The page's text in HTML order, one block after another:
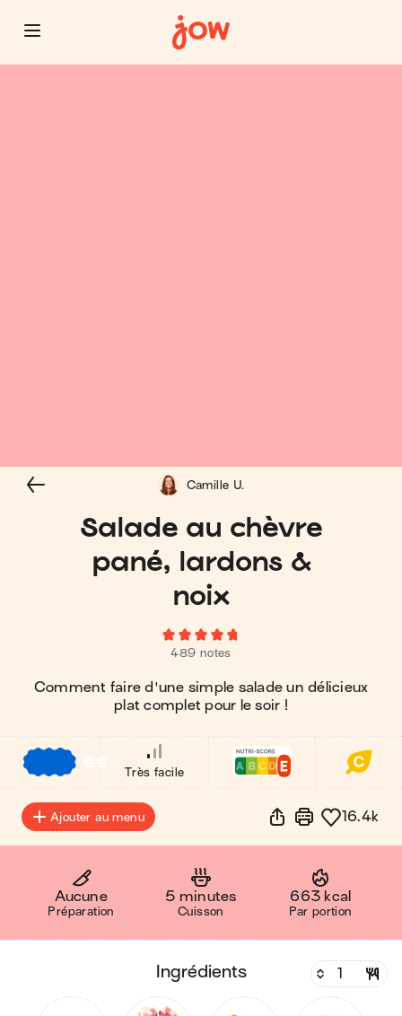
Salade au chèvre
pané, lardons &
noix
489 notes
Comment faire d'une simple salade un délicieux
plat complet pour le soir !
Camille U.
€€
Très facile
Ajouter au menu 16.4k
Aucune
Préparation
5 minutes
Cuisson
663 kcal
Par portion
ingrédients